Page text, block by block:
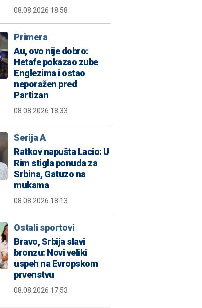
08.08.2026 18:58
Primera
Au, ovo nije dobro:
Hetafe pokazao zube
Englezima i ostao
neporažen pred
Partizan
08.08.2026 18:33
Serija A
Ratkov napušta Lacio: U
Rim stigla ponuda za
Srbina, Gatuzo na
mukama
08.08.2026 18:13
Ostali sportovi
Bravo, Srbija slavi
bronzu: Novi veliki
uspeh na Evropskom
prvenstvu
08.08.2026 17:53